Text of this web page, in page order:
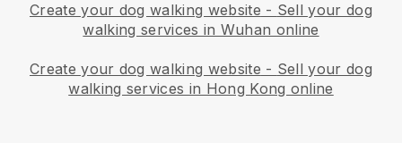
Create your dog walking website - Sell your dog
walking services in Wuhan online
Create your dog walking website - Sell your dog
walking services in Hong Kong online